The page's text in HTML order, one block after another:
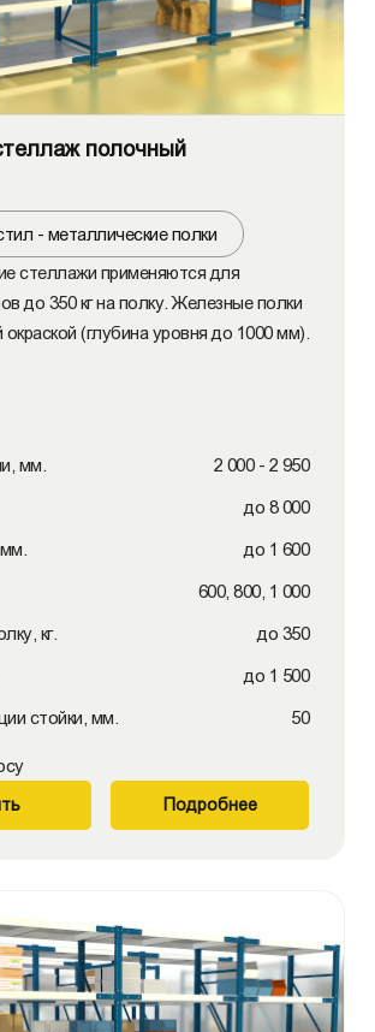
полочный
- металлические полки
стеллажи применяются для
до 350 кг на полку. Железные полки
(глубина уровня до 1000 мм).
мм. 2 000 - 2 950
до 8 000
до 1 600
600, 800, 1 000
кг. до 350
до 1 500
стойки, мм. 50
Подробнее